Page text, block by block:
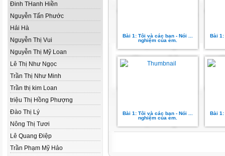
Đinh THanh Hiền
Nguyễn Tấn Phước
Hải Hà
Nguyễn Thị Vui
Nguyễn Thị Mỹ Loan
Lê Thị Như Ngọc
Trần Thị Như Minh
Trần thị kim Loan
triệu Thị Hồng Phượng
Đào Thị Lý
Nông Thị Tươi
Lê Quang Điệp
Trần Phạm Mỹ Hảo
Bài 1: Tôi và các bạn - Nói ...
nghiệm của em.
Bài 1:
Bài 1: Tôi và các bạn - Nói ...
nghiệm của em.
Bài 1: